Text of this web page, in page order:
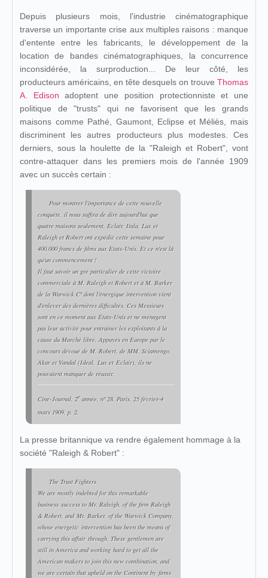
Depuis plusieurs mois, l'industrie cinématographique
traverse un importante crise aux multiples raisons : manque
d'entente entre les fabricants, le développement de la
location de bandes cinématographiques, la concurrence
inconsidérée, la surproduction... De leur côté, les
producteurs américains, en tête desquels on trouve Thomas
A. Edison adoptent une position protectionniste et une
politique de "trusts" qui ne favorisent que les grands
maisons comme Pathé, Gaumont, Eclipse et Méliès, mais
discriminent les autres producteurs plus modestes. Ces
derniers, sous la houlette de la "Raleigh et Robert", vont
contre-attaquer dans les premiers mois de l'année 1909
avec un succès certain :
Pour montrer l'importance de cette nouvelle
conquête, il nous suffira de dire aujourd'hui que
quatre maisons seulement, Eclair, Itala, Lux et
Raleigh et Robert ont expédié cette semaine pour
400.000 francs de films aux Etats-Unis. Et ce n'est là
qu'un commencement !
Il faut savoir un gré particulier de cette victoire
commerciale à M. Raleigh et Robert et à M. Barker
de la Warwick Cº dont l'énergique intervention vient
d'enlever des dernières difficultés. Ces Messieurs
sont en ce moment aux États-Unis et ne ménagent
pas leur activité pour entraîner les exploitants à la
cause du Marché libre. Appuyés en Europe par le
concours dévoué de M. Robert, de MM. Sciamengo,
Akar et Vandal (Ideal, Lux et Eclair), ils ne
pouvaient manquer de réussir.
Cine-Journal, 2e année, nº 28, Paris, 25 février-4
mars 1909, p. 2.
La presse britannique va rendre également hommage à la
société "Raleigh & Robert" :
The Trust Fighters.
We are mostly indebted for this remarkable
business success to Mr. Raleigh, of the firm Raleigh
& Robert, and Mr. Barker, of the Warwick Company,
whose energetic intervention has been the means of
carrying this affair through. These gentlemen are
still in America and working hard to get all the
American makers to join this new combination, and
we are certain that upheld on the Continent by firms